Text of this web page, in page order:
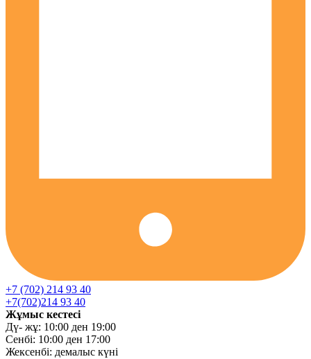
+7 (702) 214 93 40
+7(702)214 93 40
Жұмыс кестесі
Дү- жұ: 10:00 ден 19:00
Сенбі: 10:00 ден 17:00
Жексенбі: демалыс күні